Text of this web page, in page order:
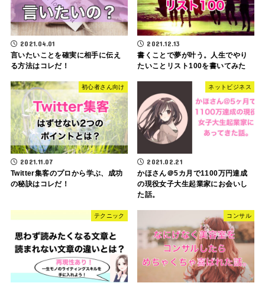
2021.04.01
言いたいことを確実に相手に伝え
る方法はコレだ！
2021.12.13
書くことで夢が叶う。人生でやり
たいことリスト100を書いてみた
初心者さん向け
2021.11.07
Twitter集客のプロから学ぶ、成功
の秘訣はコレだ！
ネットビジネス
2021.02.21
かほさん＠5カ月で1100万円達成
の現役女子大生起業家にお会いし
た話。
テクニック コンサル